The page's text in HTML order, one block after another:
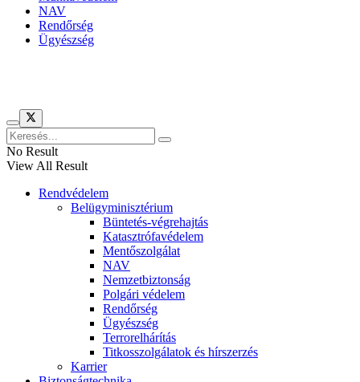
NAV
Rendőrség
Ügyészség
No Result
View All Result
Rendvédelem
Belügyminisztérium
Büntetés-végrehajtás
Katasztrófavédelem
Mentőszolgálat
NAV
Nemzetbiztonság
Polgári védelem
Rendőrség
Ügyészség
Terrorelhárítás
Titkosszolgálatok és hírszerzés
Karrier